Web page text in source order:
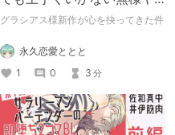
ンデレ
グラシアス様新作が心を抉ってきた件
永久恋愛ととと
1
0 3 分